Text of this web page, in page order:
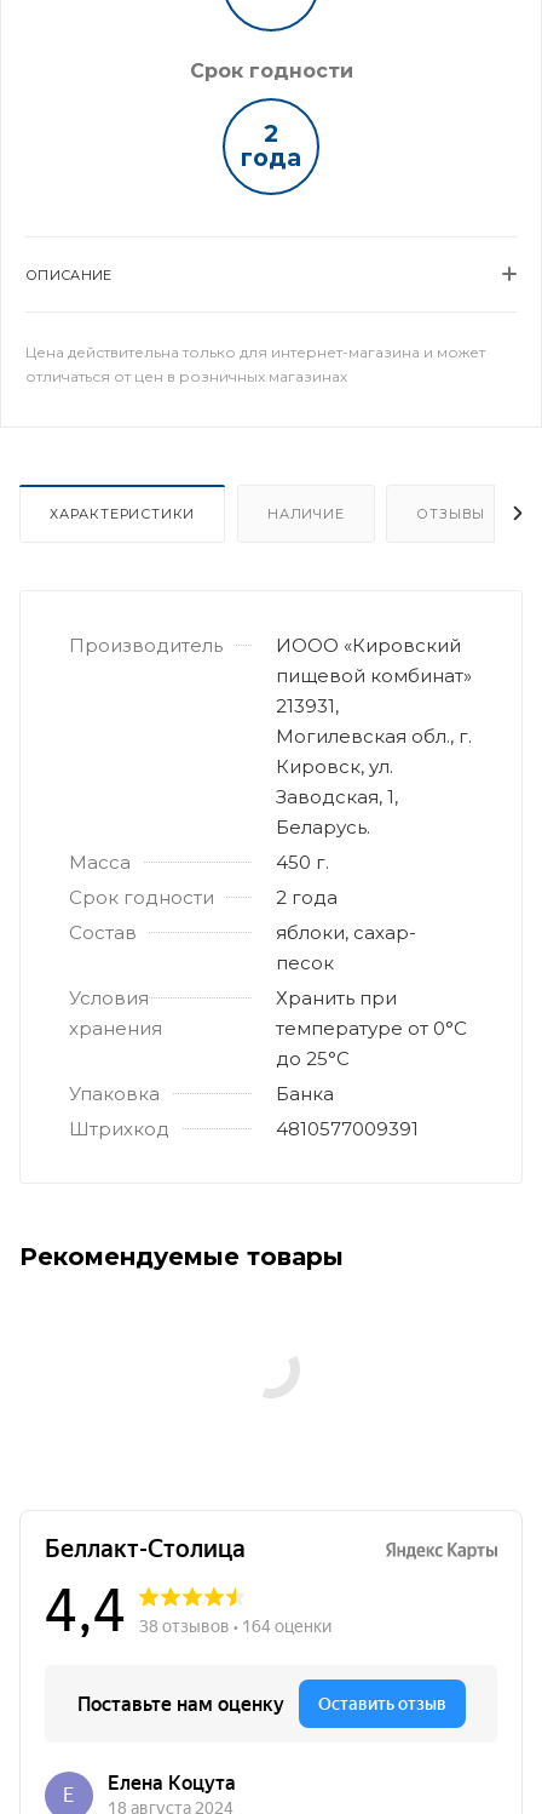
Срок годности
2
года
ОПИСАНИЕ
Цена действительна только для интернет-магазина и может
отличаться от цен в розничных магазинах
ХАРАКТЕРИСТИКИ НАЛИЧИЕ ОТЗЫВЫ
Производитель
ИООО «Кировский
пищевой комбинат»
213931,
Могилевская обл., г.
Кировск, ул.
Заводская, 1,
Беларусь.
Масса
450 г.
Срок годности
2 года
Состав
яблоки, сахар-
песок
Условия
хранения
Хранить при
температуре от 0°С
до 25°С
Упаковка
Банка
Штрихкод
4810577009391
Рекомендуемые товары